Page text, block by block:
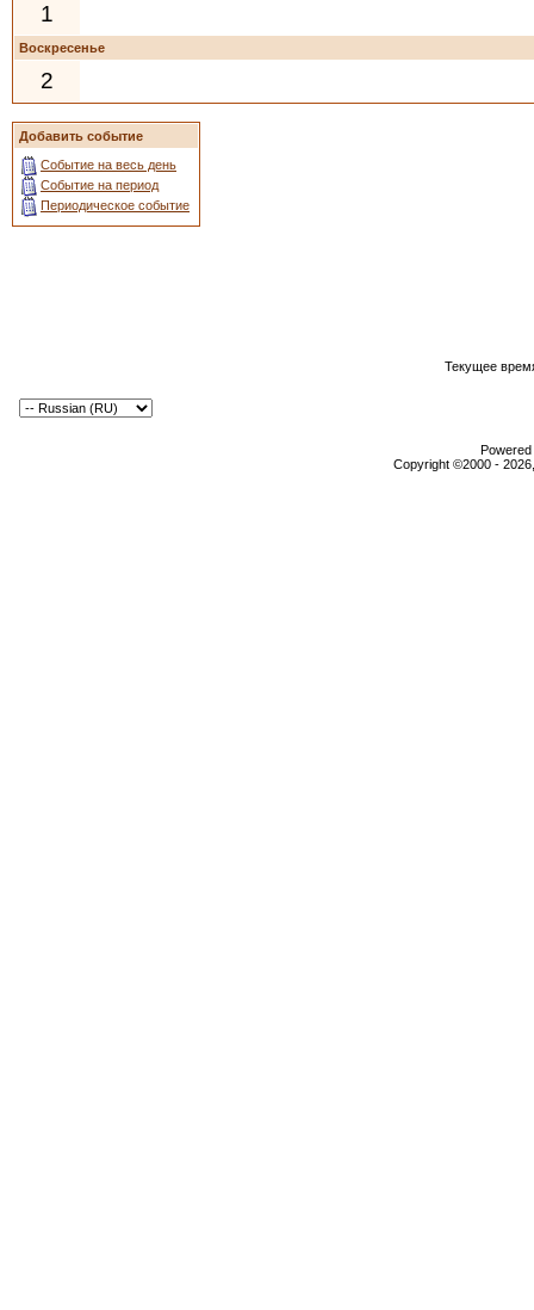
1
Воскресенье
2
Добавить событие
Событие на весь день
Событие на период
Периодическое событие
Текущее
Copyright ©2000 -